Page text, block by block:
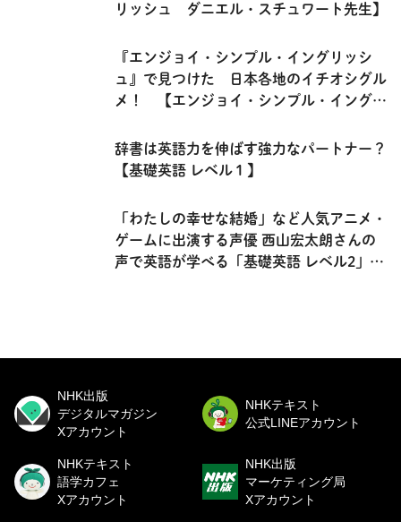
リッシュ ダニエル・スチュワート先生】
『エンジョイ・シンプル・イングリッシ
ュ』で見つけた 日本各地のイチオシグル
メ！ 【エンジョイ・シンプル・イングリ
辞書は英語力を伸ばす強力なパートナー？
【基礎英語 レベル１】
「わたしの幸せな結婚」など人気アニメ・
ゲームに出演する声優 西山宏太朗さんの
声で英語が学べる「基礎英語 レベル2」の
NHK出版
デジタルマガジン
Xアカウント
NHKテキスト
公式LINEアカウント
NHKテキスト
語学カフェ
Xアカウント
NHK出版
マーケティング局
Xアカウント